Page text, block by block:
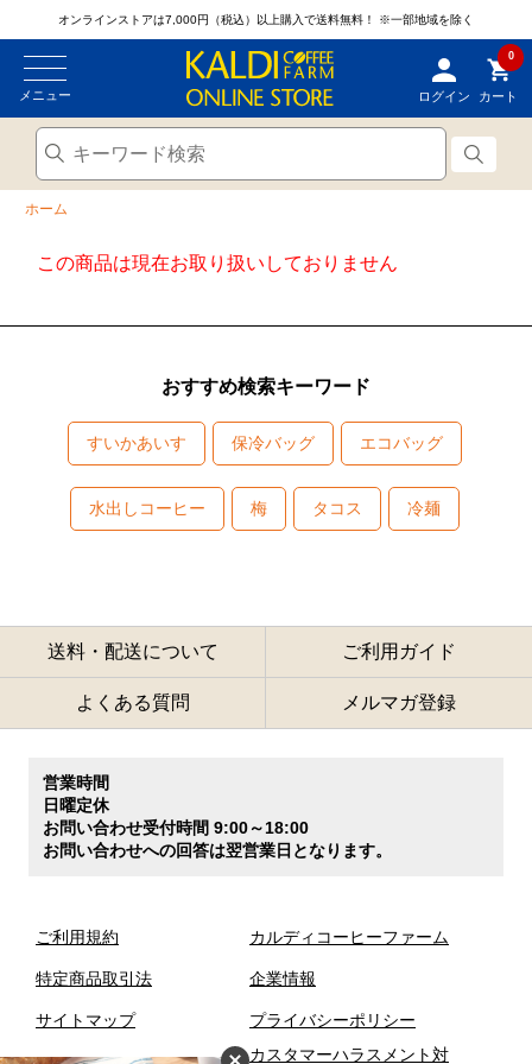
オンラインストアは7,000円（税込）以上購入で送料無料！ ※一部地域を除く
メニュー ログイン
0
カート
ホーム
この商品は現在お取り扱いしておりません
おすすめ検索キーワード
すいかあいす 保冷バッグ エコバッグ
水出しコーヒー 梅 タコス 冷麺
送料・配送について ご利用ガイド
よくある質問 メルマガ登録
営業時間
日曜定休
お問い合わせ受付時間 9:00～18:00
お問い合わせへの回答は翌営業日となります。
ご利用規約
特定商品取引法
サイトマップ
カルディコーヒーファーム
企業情報
プライバシーポリシー
カスタマーハラスメント対